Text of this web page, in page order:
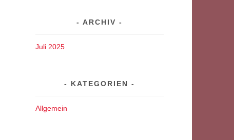
ARCHIV
Juli 2025
KATEGORIEN
Allgemein